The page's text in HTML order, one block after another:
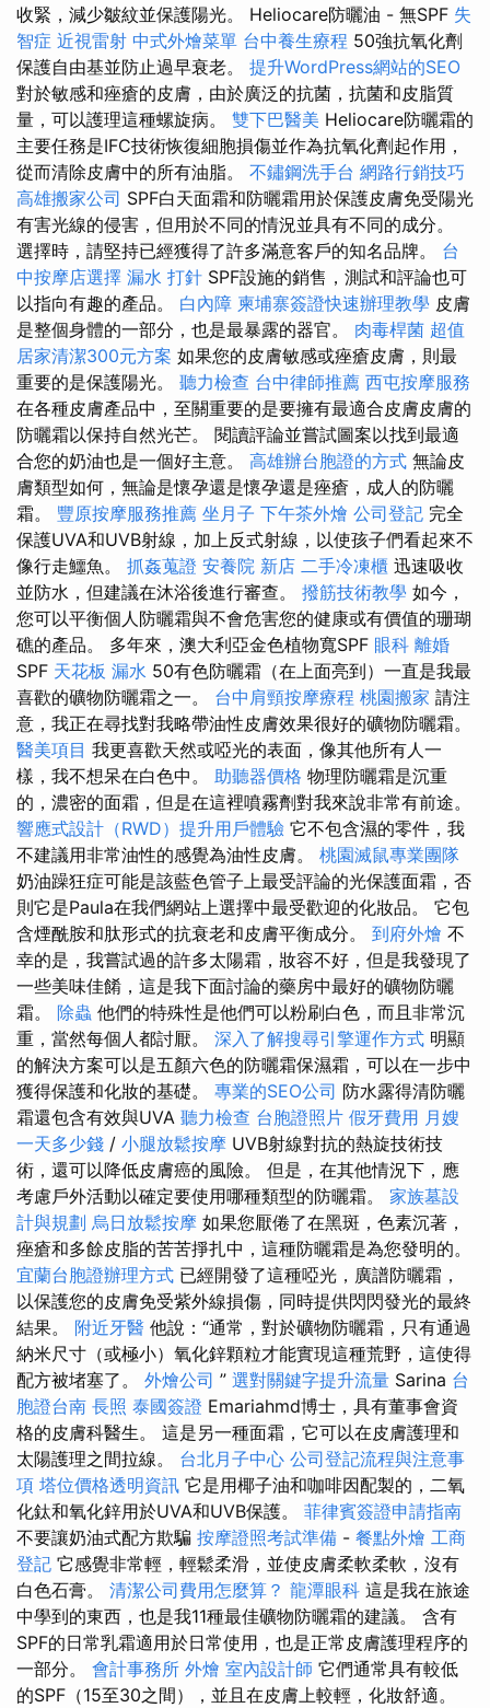
收緊，減少皺紋並保護陽光。 Heliocare防曬油 - 無SPF 失
智症 近視雷射 中式外燴菜單 台中養生療程 50強抗氧化劑
保護自由基並防止過早衰老。 提升WordPress網站的SEO
對於敏感和痤瘡的皮膚，由於廣泛的抗菌，抗菌和皮脂質
量，可以護理這種螺旋病。 雙下巴醫美 Heliocare防曬霜的
主要任務是IFC技術恢復細胞損傷並作為抗氧化劑起作用，
從而清除皮膚中的所有油脂。 不鏽鋼洗手台 網路行銷技巧
高雄搬家公司 SPF白天面霜和防曬霜用於保護皮膚免受陽光
有害光線的侵害，但用於不同的情況並具有不同的成分。
選擇時，請堅持已經獲得了許多滿意客戶的知名品牌。 台
中按摩店選擇 漏水 打針 SPF設施的銷售，測試和評論也可
以指向有趣的產品。 白內障 柬埔寨簽證快速辦理教學 皮膚
是整個身體的一部分，也是最暴露的器官。 肉毒桿菌 超值
居家清潔300元方案 如果您的皮膚敏感或痤瘡皮膚，則最
重要的是保護陽光。 聽力檢查 台中律師推薦 西屯按摩服務
在各種皮膚產品中，至關重要的是要擁有最適合皮膚皮膚的
防曬霜以保持自然光芒。 閱讀評論並嘗試圖案以找到最適
合您的奶油也是一個好主意。 高雄辦台胞證的方式 無論皮
膚類型如何，無論是懷孕還是懷孕還是痤瘡，成人的防曬
霜。 豐原按摩服務推薦 坐月子 下午茶外燴 公司登記 完全
保護UVA和UVB射線，加上反式射線，以使孩子們看起來不
像行走鱷魚。 抓姦蒐證 安養院 新店 二手冷凍櫃 迅速吸收
並防水，但建議在沐浴後進行審查。 撥筋技術教學 如今，
您可以平衡個人防曬霜與不會危害您的健康或有價值的珊瑚
礁的產品。 多年來，澳大利亞金色植物寬SPF 眼科 離婚
SPF 天花板 漏水 50有色防曬霜（在上面亮到）一直是我最
喜歡的礦物防曬霜之一。 台中肩頸按摩療程 桃園搬家 請注
意，我正在尋找對我略帶油性皮膚效果很好的礦物防曬霜。
醫美項目 我更喜歡天然或啞光的表面，像其他所有人一
樣，我不想呆在白色中。 助聽器價格 物理防曬霜是沉重
的，濃密的面霜，但是在這裡噴霧劑對我來說非常有前途。
響應式設計（RWD）提升用戶體驗 它不包含濕的零件，我
不建議用非常油性的感覺為油性皮膚。 桃園滅鼠專業團隊
奶油躁狂症可能是該藍色管子上最受評論的光保護面霜，否
則它是Paula在我們網站上選擇中最受歡迎的化妝品。 它包
含煙酰胺和肽形式的抗衰老和皮膚平衡成分。 到府外燴 不
幸的是，我嘗試過的許多太陽霜，妝容不好，但是我發現了
一些美味佳餚，這是我下面討論的藥房中最好的礦物防曬
霜。 除蟲 他們的特殊性是他們可以粉刷白色，而且非常沉
重，當然每個人都討厭。 深入了解搜尋引擎運作方式 明顯
的解決方案可以是五顏六色的防曬霜保濕霜，可以在一步中
獲得保護和化妝的基礎。 專業的SEO公司 防水露得清防曬
霜還包含有效與UVA 聽力檢查 台胞證照片 假牙費用 月嫂
一天多少錢 / 小腿放鬆按摩 UVB射線對抗的熱旋技術技
術，還可以降低皮膚癌的風險。 但是，在其他情況下，應
考慮戶外活動以確定要使用哪種類型的防曬霜。 家族墓設
計與規劃 烏日放鬆按摩 如果您厭倦了在黑斑，色素沉著，
痤瘡和多餘皮脂的苦苦掙扎中，這種防曬霜是為您發明的。
宜蘭台胞證辦理方式 已經開發了這種啞光，廣譜防曬霜，
以保護您的皮膚免受紫外線損傷，同時提供閃閃發光的最終
結果。 附近牙醫 他說：“通常，對於礦物防曬霜，只有通過
納米尺寸（或極小）氧化鋅顆粒才能實現這種荒野，這使得
配方被堵塞了。 外燴公司 ” 選對關鍵字提升流量 Sarina 台
胞證台南 長照 泰國簽證 Emariahmd博士，具有董事會資
格的皮膚科醫生。 這是另一種面霜，它可以在皮膚護理和
太陽護理之間拉線。 台北月子中心 公司登記流程與注意事
項 塔位價格透明資訊 它是用椰子油和咖啡因配製的，二氧
化鈦和氧化鋅用於UVA和UVB保護。 菲律賓簽證申請指南
不要讓奶油式配方欺騙 按摩證照考試準備 - 餐點外燴 工商
登記 它感覺非常輕，輕鬆柔滑，並使皮膚柔軟柔軟，沒有
白色石膏。 清潔公司費用怎麼算？ 龍潭眼科 這是我在旅途
中學到的東西，也是我11種最佳礦物防曬霜的建議。 含有
SPF的日常乳霜適用於日常使用，也是正常皮膚護理程序的
一部分。 會計事務所 外燴 室內設計師 它們通常具有較低
的SPF（15至30之間），並且在皮膚上較輕，化妝舒適。